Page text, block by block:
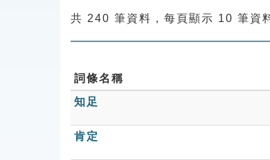
共 240 筆資料，每頁顯示 10 筆資
詞條名稱
知足
肯定